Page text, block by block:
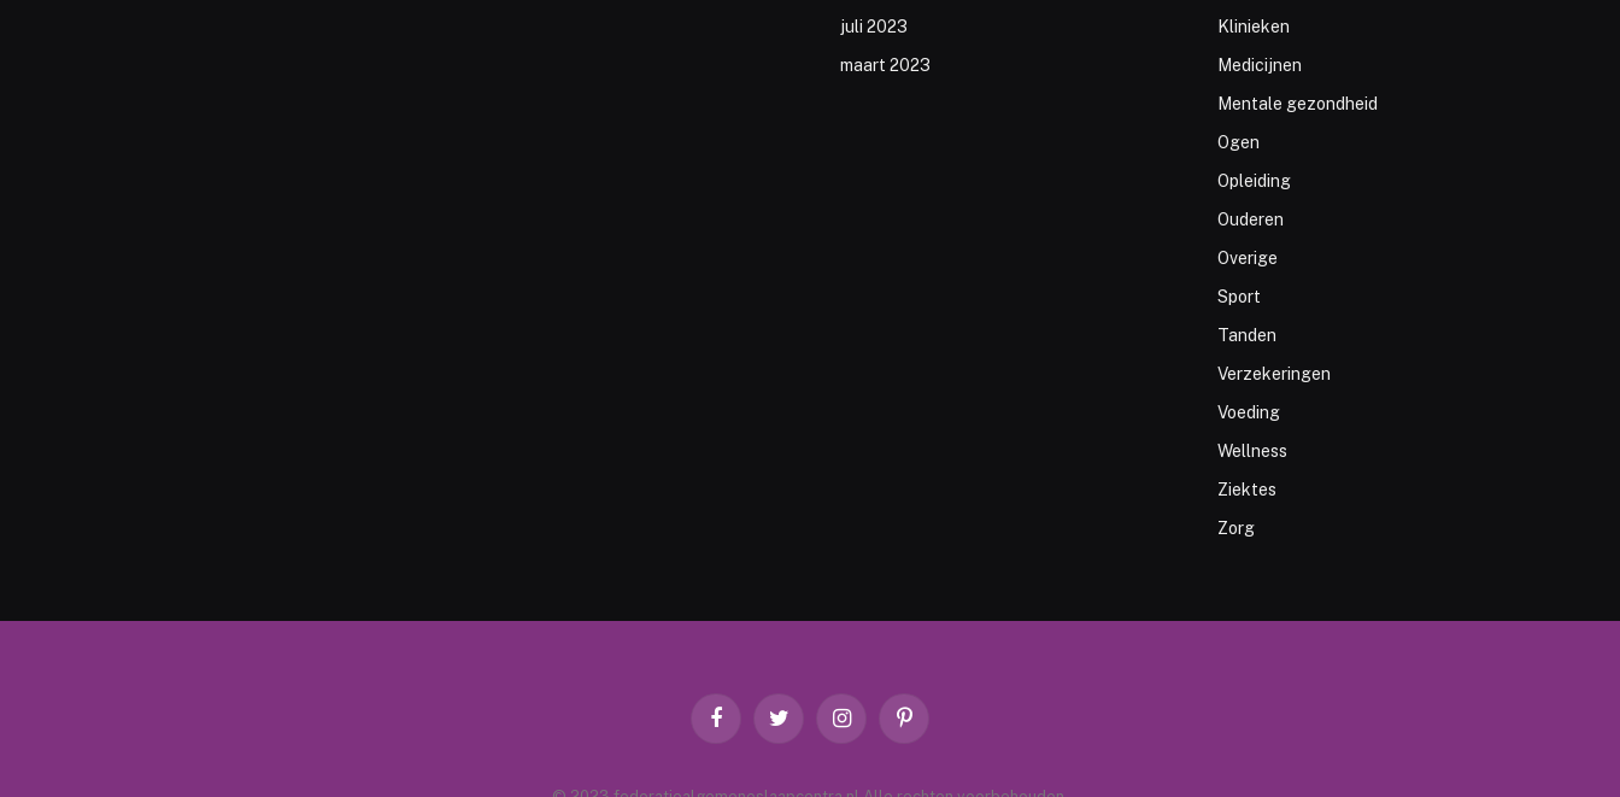
juli 2023
maart 2023
Klinieken
Medicijnen
Mentale gezondheid
Ogen
Opleiding
Ouderen
Overige
Sport
Tanden
Verzekeringen
Voeding
Wellness
Ziektes
Zorg
FacebookTwitter InstagramPinterest